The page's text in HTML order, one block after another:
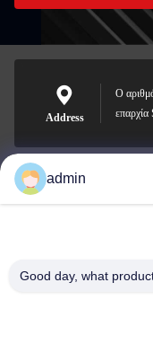
Address
Ο
επαρχία
admin
Good day, what